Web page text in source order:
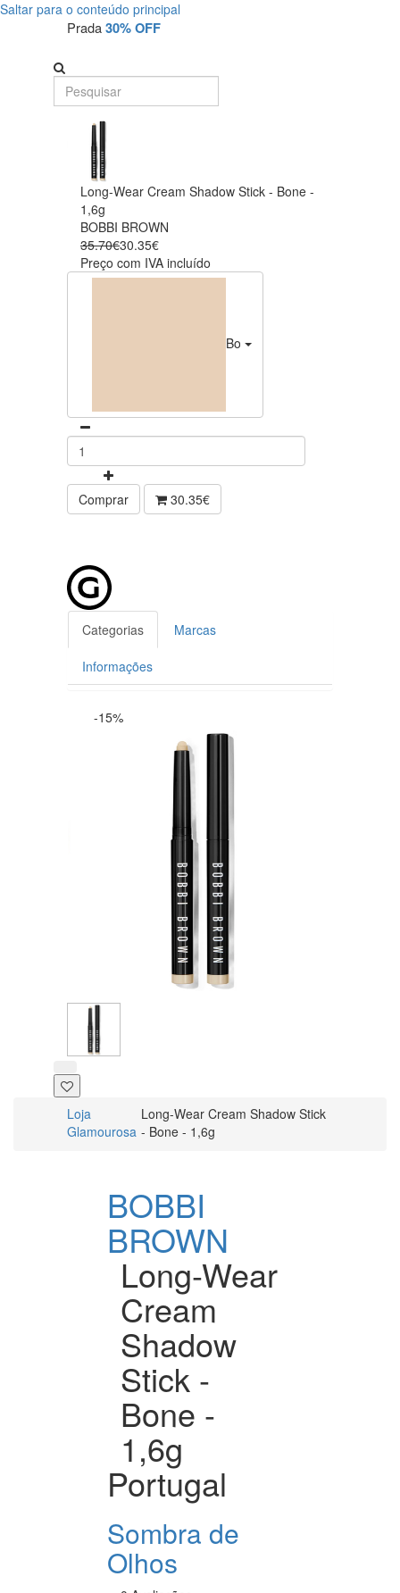
Saltar para o conteúdo principal
Prada30% OFF
Long-Wear Cream Shadow Stick - Bone -
1,6g
BOBBI BROWN
35.70€30.35€
Preço com IVA incluído
Bone
Comprar 30.35€
Categorias Marcas
Informações
-15%
Loja
Glamourosa
Long-Wear Cream Shadow Stick
- Bone - 1,6g
BOBBI
BROWN
Long-Wear
Cream
Shadow
Stick -
Bone -
1,6g
Portugal
Sombra de
Olhos